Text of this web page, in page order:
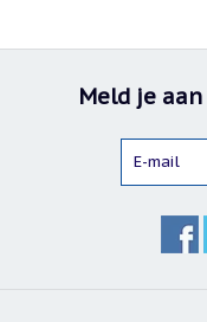
Meld je